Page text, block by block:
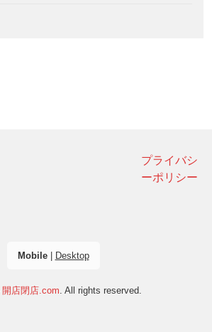
プライバシ
ーポリシー
Mobile| Desktop
開店閉店.com . All rights reserved.